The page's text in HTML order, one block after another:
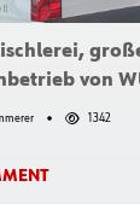
von
1342